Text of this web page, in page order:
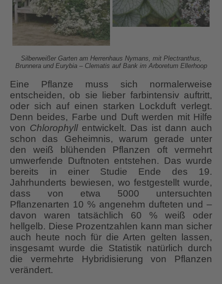
Silberweißer Garten am Herrenhaus Nymans, mit Plectranthus,
Brunnera und Eurybia – Clematis auf Bank im Arboretum Ellerhoop
Eine Pflanze muss sich normalerweise
entscheiden, ob sie lieber farbintensiv auftritt,
oder sich auf einen starken Lockduft verlegt.
Denn beides, Farbe und Duft werden mit Hilfe
von Chlorophyllentwickelt. Das ist dann auch
schon das Geheimnis, warum gerade unter
den weiß blühenden Pflanzen oft vermehrt
umwerfende Duftnoten entstehen. Das wurde
bereits in einer Studie Ende des 19.
Jahrhunderts bewiesen, wo festgestellt wurde,
dass von etwa 5000 untersuchten
Pflanzenarten 10 % angenehm dufteten und –
davon waren tatsächlich 60 % weiß oder
hellgelb. Diese Prozentzahlen kann man sicher
auch heute noch für die Arten gelten lassen,
insgesamt wurde die Statistik natürlich durch
die vermehrte Hybridisierung von Pflanzen
verändert.